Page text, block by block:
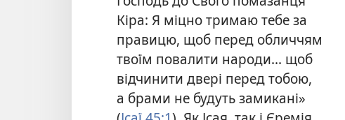
Кіра: Я міцно тримаю тебе за
правицю, щоб перед обличчям
твоїм повалити народи... щоб
відчинити двері перед тобою,
а брами не будуть замикані»